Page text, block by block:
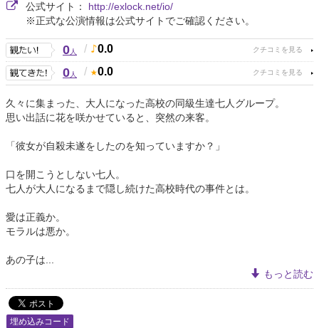
公式サイト： http://exlock.net/io/
※正式な公演情報は公式サイトでご確認ください。
0人 / 0.0
0人 / 0.0
久々に集まった、大人になった高校の同級生達七人グループ。
思い出話に花を咲かせていると、突然の来客。
「彼女が自殺未遂をしたのを知っていますか？」
口を開こうとしない七人。
七人が大人になるまで隠し続けた高校時代の事件とは。
愛は正義か。
モラルは悪か。
あの子は...
もっと読む
埋め込みコード